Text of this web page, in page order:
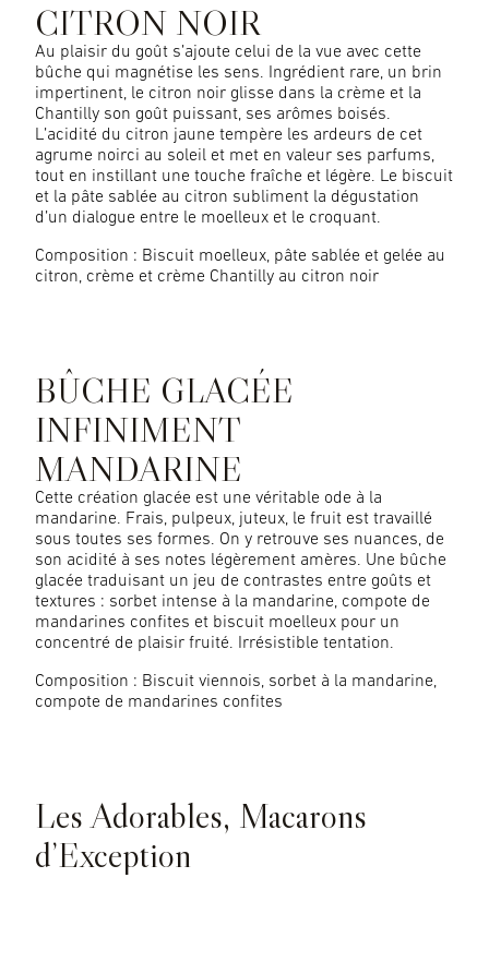
CITRON NOIR
Au plaisir du goût s’ajoute celui de la vue avec cette
bûche qui magnétise les sens. Ingrédient rare, un brin
impertinent, le citron noir glisse dans la crème et la
Chantilly son goût puissant, ses arômes boisés.
L’acidité du citron jaune tempère les ardeurs de cet
agrume noirci au soleil et met en valeur ses parfums,
tout en instillant une touche fraîche et légère. Le biscuit
et la pâte sablée au citron subliment la dégustation
d’un dialogue entre le moelleux et le croquant.
Composition : Biscuit moelleux, pâte sablée et gelée au
citron, crème et crème Chantilly au citron noir
BÛCHE GLACÉE
INFINIMENT
MANDARINE
Cette création glacée est une véritable ode à la
mandarine. Frais, pulpeux, juteux, le fruit est travaillé
sous toutes ses formes. On y retrouve ses nuances, de
son acidité à ses notes légèrement amères. Une bûche
glacée traduisant un jeu de contrastes entre goûts et
textures : sorbet intense à la mandarine, compote de
mandarines confites et biscuit moelleux pour un
concentré de plaisir fruité. Irrésistible tentation.
Composition : Biscuit viennois, sorbet à la mandarine,
compote de mandarines confites
Les Adorables, Macarons
d’Exception